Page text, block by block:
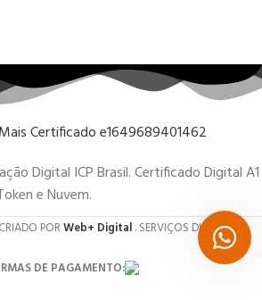
Digital ICP Brasil. Certificado Digital A1
e Nuvem.
PORWeb+ Digital. SERVIÇOS DIGITAIS.
DE PAGAMENTO: